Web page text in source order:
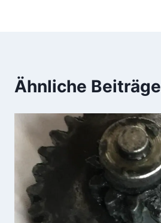
Ähnliche Beiträge